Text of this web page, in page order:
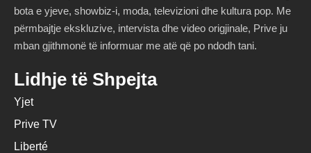
bota e yjeve, showbiz-i, moda, televizioni dhe kultura pop. Me
përmbajtje ekskluzive, intervista dhe video origjinale, Prive ju
mban gjithmonë të informuar me atë që po ndodh tani.
Lidhje të Shpejta
Yjet
Prive TV
Liberté